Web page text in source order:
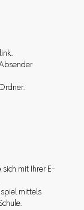
sich mit Ihrer E-
mittels